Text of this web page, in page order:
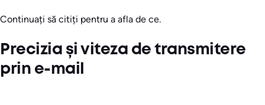
Continuați să citiți pentru a afla de ce.
Precizia și viteza de transmitere
prin e-mail